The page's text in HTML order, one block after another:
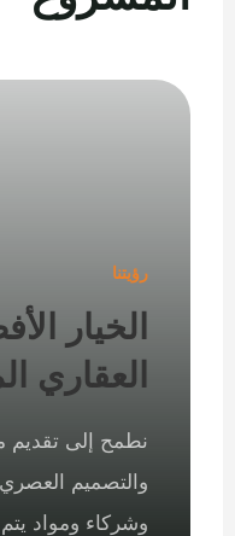
رؤيتنا
الخيار
العقاري
نطمح إلى تقديم
والتصميم
وشركاء ومواد يتم